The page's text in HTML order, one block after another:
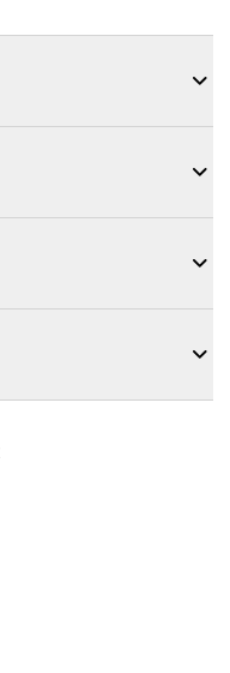



